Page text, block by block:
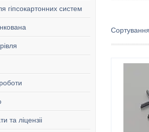
гіпсокартонних систем
та ліцензіі